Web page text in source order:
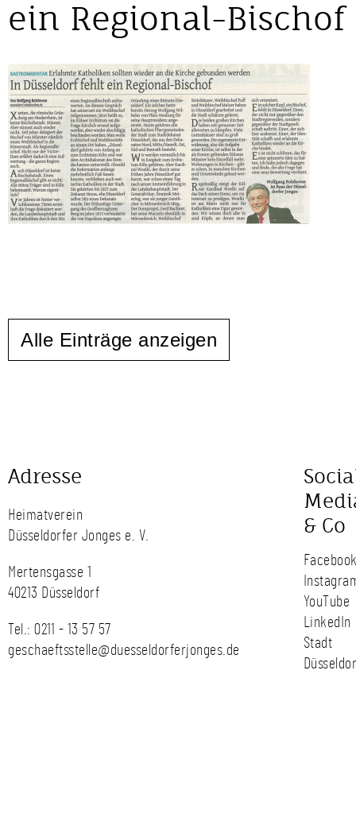
ein Regional-Bischof
Alle Einträge anzeigen
Adresse
Heimatverein
Düsseldorfer Jonges e. V.
Mertensgasse 1
40213 Düsseldorf
Tel.: 0211 - 13 57 57
geschaeftsstelle@duesseldorferjonges.de
& Co
YouTube
LinkedIn
Stadt